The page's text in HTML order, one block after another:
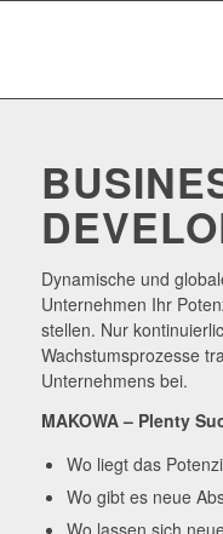
Dynamische und
Unternehmen Ihr
stellen. Nur
Wachstumsprozesse
Unternehmens bei.
MAKOWA – Plenty
Wo liegt das
Wo gibt es neue
Wo lassen sich